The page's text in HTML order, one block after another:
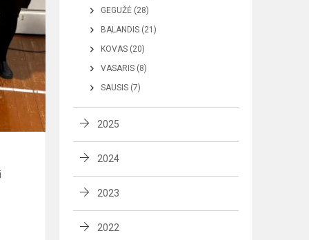
GEGUŽĖ (28)
BALANDIS (21)
KOVAS (20)
VASARIS (8)
SAUSIS (7)
2025
2024
2023
2022